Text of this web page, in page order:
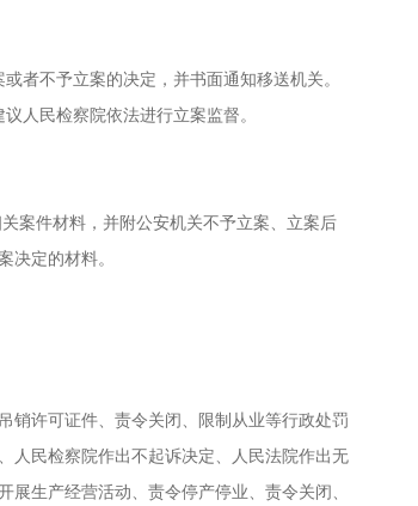
不予立案的决定，并书面通知移送机关。
人民检察院依法进行立案监督。
案件材料，并附公安机关不予立案、立案后
决定的材料。
许可证件、责令关闭、限制从业等行政处罚
人民检察院作出不起诉决定、人民法院作出无
生产经营活动、责令停产停业、责令关闭、